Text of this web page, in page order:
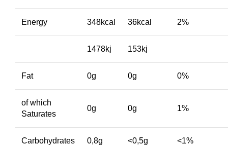
Energy 348kcal 36kcal 2%
1478kj 153kj
Fat 0g 0g 0%
of which
Saturates
0g 0g 1%
Carbohydrates 0,8g <0,5g <1%